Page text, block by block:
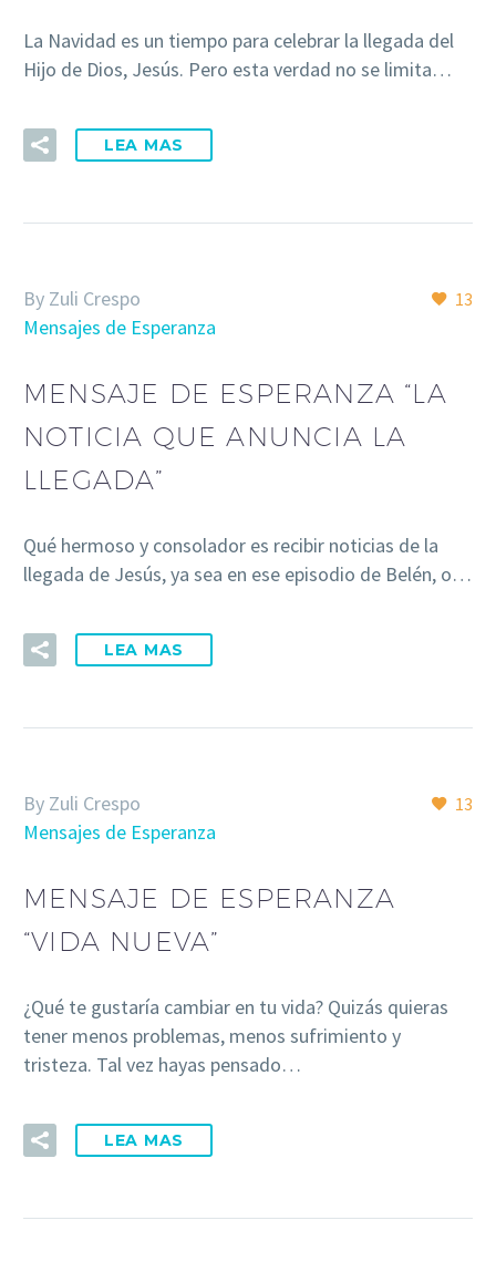
La Navidad es un tiempo para celebrar la llegada del
Hijo de Dios, Jesús. Pero esta verdad no se limita…
LEA MAS
13
By Zuli Crespo
Mensajes de Esperanza
MENSAJE DE ESPERANZA “LA
NOTICIA QUE ANUNCIA LA
LLEGADA”
Qué hermoso y consolador es recibir noticias de la
llegada de Jesús, ya sea en ese episodio de Belén, o…
LEA MAS
13
By Zuli Crespo
Mensajes de Esperanza
MENSAJE DE ESPERANZA
“VIDA NUEVA”
¿Qué te gustaría cambiar en tu vida? Quizás quieras
tener menos problemas, menos sufrimiento y
tristeza. Tal vez hayas pensado…
LEA MAS